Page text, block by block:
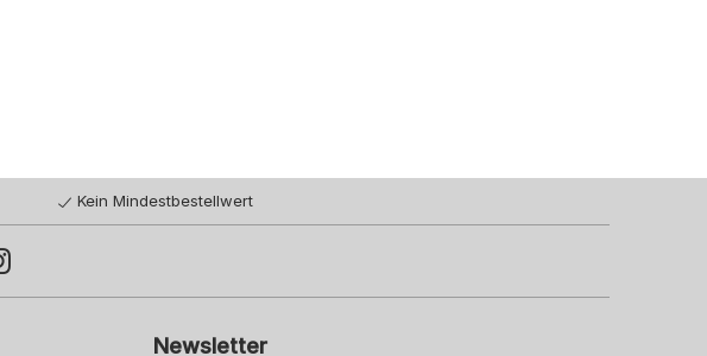
Kein Mindestbestellwert
Newsletter